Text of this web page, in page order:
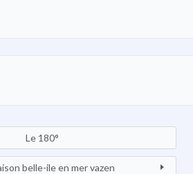
Le 180°
belle-ile en mer vazen